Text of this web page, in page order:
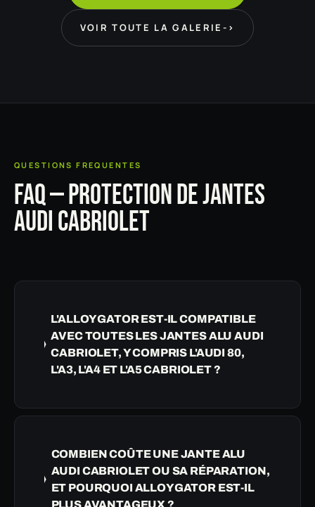
VOIR TOUTE LA GALERIE ->
QUESTIONS FREQUENTES
FAQ — PROTECTION DE JANTES
AUDI CABRIOLET
L'ALLOYGATOR EST-IL COMPATIBLE
AVEC TOUTES LES JANTES ALU AUDI
CABRIOLET, Y COMPRIS L'AUDI 80,
L'A3, L'A4 ET L'A5 CABRIOLET ?
COMBIEN COÛTE UNE JANTE ALU
AUDI CABRIOLET OU SA RÉPARATION,
ET POURQUOI ALLOYGATOR EST-IL
PLUS AVANTAGEUX ?